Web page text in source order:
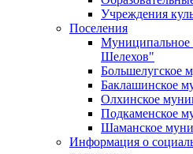
Учреждения
Поселения
Муниципальное
Шелехов"
Большелугское
Баклашинское
Олхинское
Подкаменское
Шаманское
Информация о